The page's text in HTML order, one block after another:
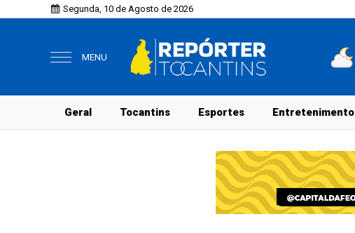
Segunda, 10 de Agosto de 2026
MENU
Geral Tocantins Esportes Entretenimento